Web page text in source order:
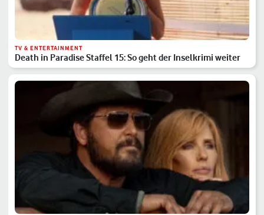
TV & ENTERTAINMENT
Death in Paradise Staffel 15: So geht der Inselkrimi weiter